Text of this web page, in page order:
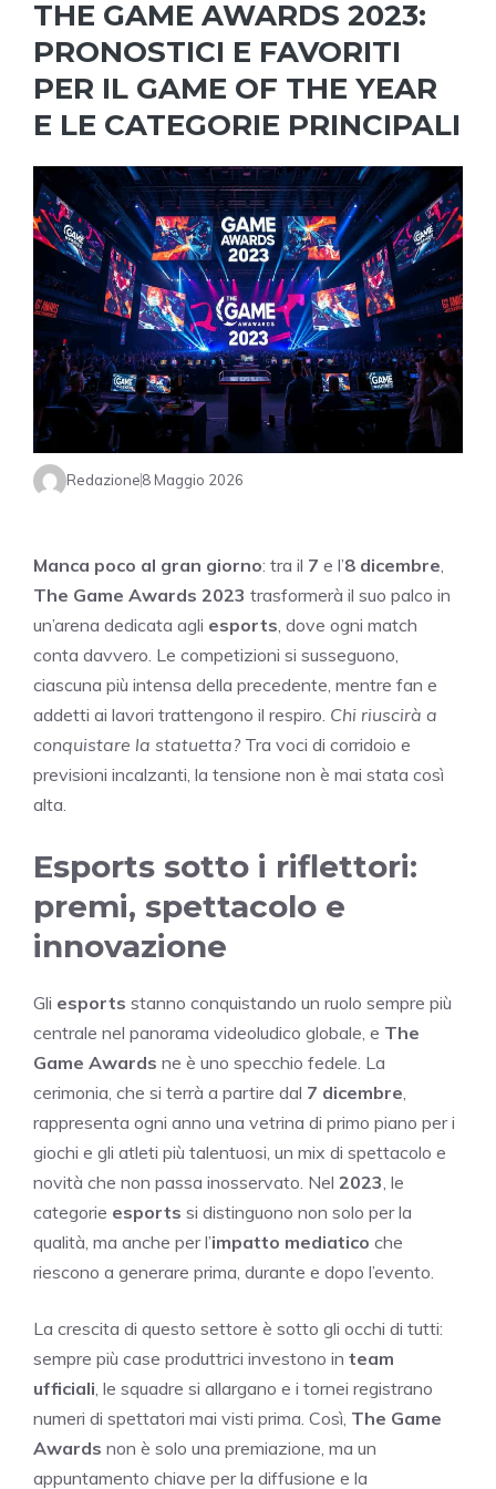
THE GAME AWARDS 2023:
PRONOSTICI E FAVORITI
PER IL GAME OF THE YEAR
E LE CATEGORIE PRINCIPALI
Redazione8 Maggio 2026
Manca poco al gran giorno: tra il 7 e l’8 dicembre
The Game Awards 2023 trasformerà il suo palco in
un’arena dedicata agli esports , dove ogni match
conta davvero. Le competizioni si susseguono,
ciascuna più intensa della precedente, mentre fan e
addetti ai lavori trattengono il respiro. Chi riuscirà a
conquistare la statuetta?Tra voci di corridoio e
previsioni incalzanti, la tensione non è mai stata così
alta.
Esports sotto i riflettori:
premi, spettacolo e
innovazione
Gli esports stanno conquistando un ruolo sempre più
centrale nel panorama videoludico globale, e The
Game Awards ne è uno specchio fedele. La
cerimonia, che si terrà a partire dal 7 dicembre
rappresenta ogni anno una vetrina di primo piano per i
giochi e gli atleti più talentuosi, un mix di spettacolo e
novità che non passa inosservato. Nel 2023 , le
categorie esports si distinguono non solo per la
qualità, ma anche per l’impatto mediatico che
riescono a generare prima, durante e dopo l’evento.
La crescita di questo settore è sotto gli occhi di tutti:
sempre più case produttrici investono in team
ufficiali , le squadre si allargano e i tornei registrano
numeri di spettatori mai visti prima. Così, The Game
Awards non è solo una premiazione, ma un
appuntamento chiave per la diffusione e la